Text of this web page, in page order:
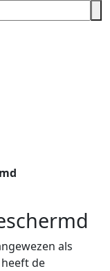
als
de